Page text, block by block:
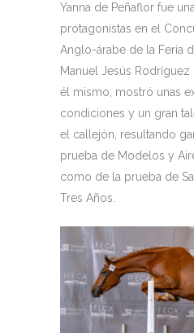
Yanna de Peñaflor fue
protagonistas en el
Anglo-árabe de la Feria
Manuel Jesús
él mismo, mostró unas
condiciones y un gran
el callejón, resultando
prueba de Modelos y
como de la prueba de
Tres Años.